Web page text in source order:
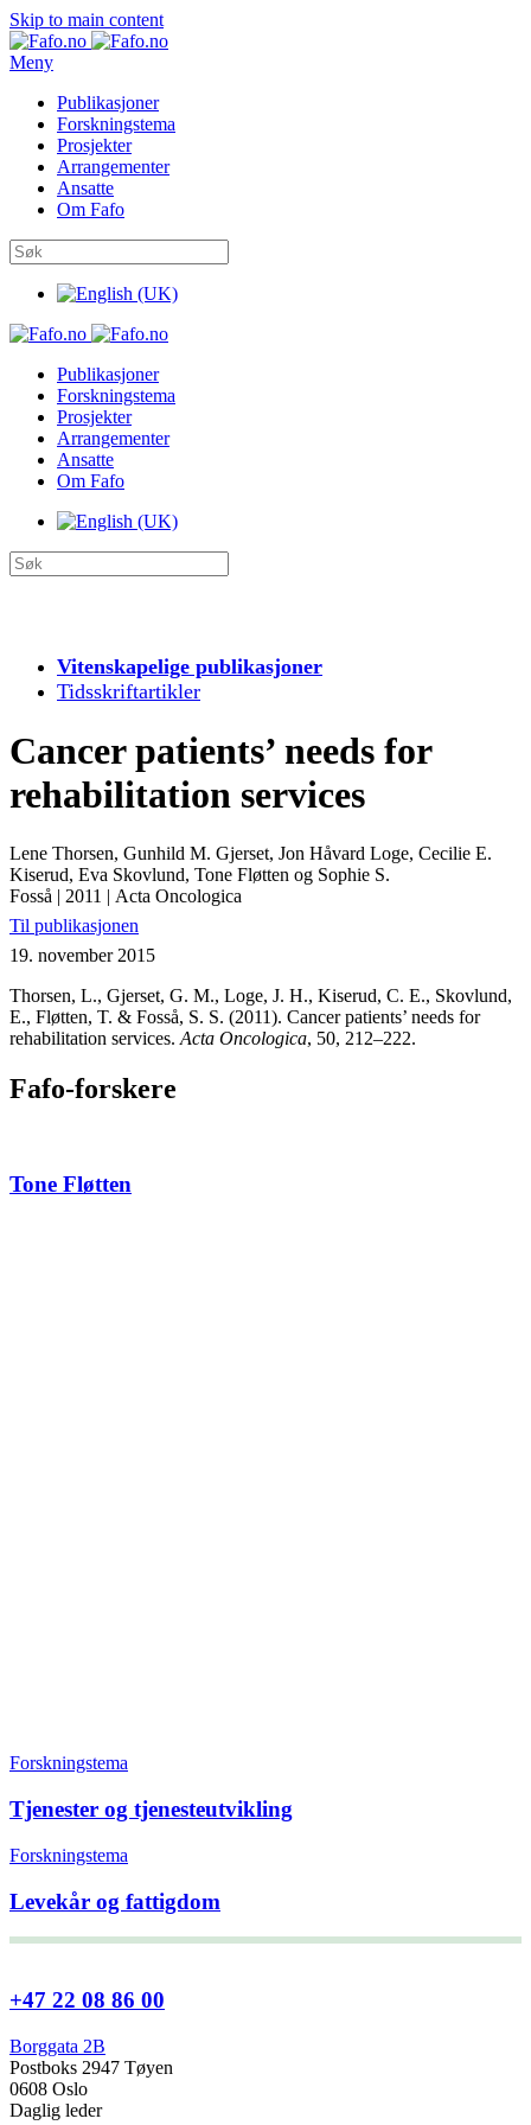
Skip to main content
Meny
Publikasjoner
Forskningstema
Prosjekter
Arrangementer
Ansatte
Om Fafo
Publikasjoner
Forskningstema
Prosjekter
Arrangementer
Ansatte
Om Fafo
Vitenskapelige publikasjoner
Tidsskriftartikler
Cancer patients’ needs for
rehabilitation services
Lene Thorsen, Gunhild M. Gjerset, Jon Håvard Loge, Cecilie E.
Kiserud, Eva Skovlund, Tone Fløtten og Sophie S.
Fosså | 2011 | Acta Oncologica
Til publikasjonen
19. november 2015
Thorsen, L., Gjerset, G. M., Loge, J. H., Kiserud, C. E., Skovlund,
E., Fløtten, T. & Fosså, S. S. (2011). Cancer patients’ needs for
rehabilitation services. Acta Oncologica, 50, 212–222.
Fafo-forskere
Tone Fløtten
Forskningstema
Tjenester og tjenesteutvikling
Forskningstema
Levekår og fattigdom
+47 22 08 86 00
Borggata 2B
Postboks 2947 Tøyen
0608 Oslo
Daglig leder